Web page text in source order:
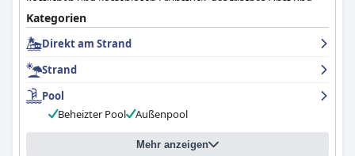
eine Vielzahl von zubereiteten Speisen umfasst. Die Zimmer sind
modern, geräumig und schön eingerichtet, mit bequemen
Betten und tollen Annehmlichkeiten. Das Personal wird als
tut alles, damit sich die Gäste wohlfühlen. Der beheizte
Außenpool ist an windigen Tagen eine willkommene
Abwechslung, auch wenn einige Bewertungen darauf hinweisen,
dass der Poolbereich eine Auffrischung vertragen könnte.
Insgesamt bietet dasCoral Sands Inn & Cottageseine
wunderschöne Umgebung, in der sich die Gäste wirklich gut
Kategorien
Direkt am Strand
Strand
Pool
Beheizter Pool
Außenpool
Mehr anzeigen